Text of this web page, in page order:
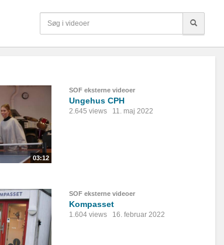
03:12
SOF eksterne videoer
Ungehus CPH
2.645 views 11. maj 2022
SOF eksterne videoer
Kompasset
1.604 views 16. februar 2022